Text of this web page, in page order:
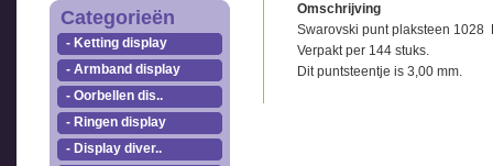
Categorieën
- Ketting display
- Armband display
- Oorbellen dis..
- Ringen display
- Display diver..
Omschrijving
Swarovski punt plaksteen 1028
Verpakt per 144 stuks.
Dit puntsteentje is 3,00 mm.